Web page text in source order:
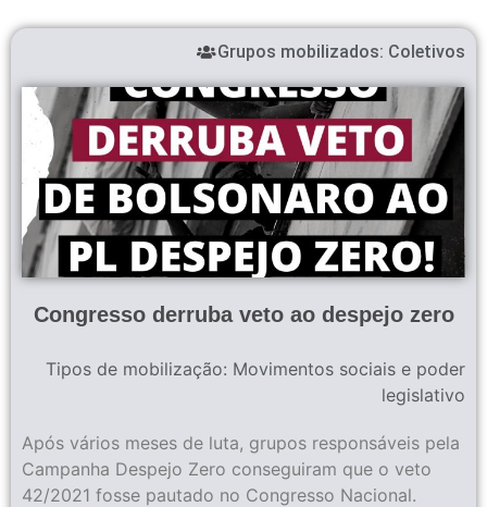
Grupos mobilizados: Coletivos
Congresso derruba veto ao despejo zero
Tipos de mobilização: Movimentos sociais e poder
legislativo
Após vários meses de luta, grupos responsáveis pela
Campanha Despejo Zero conseguiram que o veto
42/2021 fosse pautado no Congresso Nacional.